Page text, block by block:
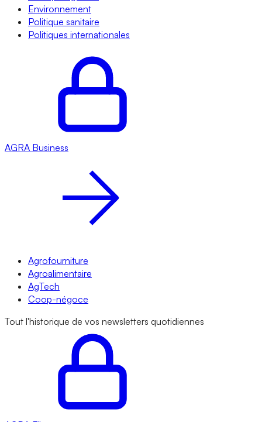
Environnement
Politique sanitaire
Politiques internationales
AGRA Business
Agrofourniture
Agroalimentaire
AgTech
Coop-négoce
Tout l'historique de vos newsletters quotidiennes